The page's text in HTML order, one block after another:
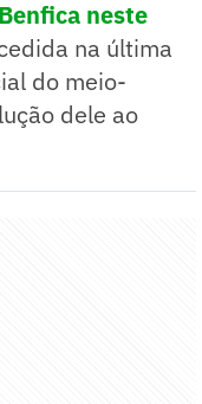
neste
na última
do meio-
dele ao